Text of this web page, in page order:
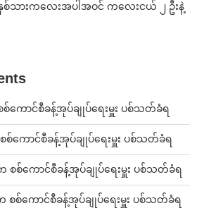
စ်သားကလေးအပါအဝင် ကလေးငယ် ၂ ဦးနဲ့
ောင်စီခန့်အုပ်ချုပ်ရေးမှူး ပစ်သတ်ခံရ
ကောင်စီခန့်အုပ်ချုပ်ရေးမှူး ပစ်သတ်ခံရ
စ်ကောင်စီခန့်အုပ်ချုပ်ရေးမှူး ပစ်သတ်ခံရ
စ်ကောင်စီခန့်အုပ်ချုပ်ရေးမှူး ပစ်သတ်ခံရ